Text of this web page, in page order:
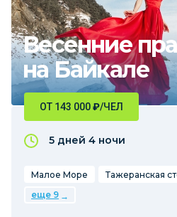
Весенние
на Байкале
ОТ 143 000₽/ЧЕЛ
5 дней 4 ночи
Малое Море Тажеранская
еще 9